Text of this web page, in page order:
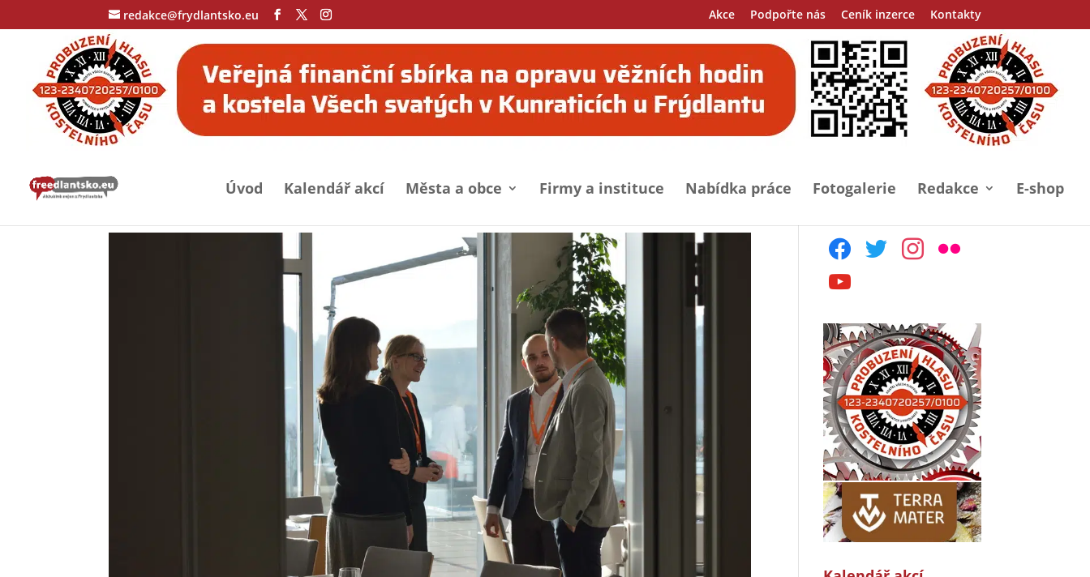
redakce@frydlantsko.eu Akce Podpořte nás Ceník inzerce Kontakty
Úvod Kalendář akcí Města a obce Firmy a instituce Nabídka práce Fotogalerie Redakce E-shop
facebooktwitter instagram
flickr
youtube